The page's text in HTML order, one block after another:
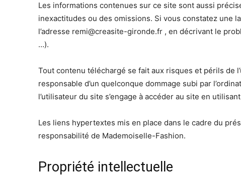
Les informations contenues sur ce site sont aussi
inexactitudes ou des omissions. Si vous constatez une
l’adresse remi@creasite-gironde.fr , en décrivant le
…).
Tout contenu téléchargé se fait aux risques et périls de
responsable d’un quelconque dommage subi par
l’utilisateur du site s’engage à accéder au site en
Les liens hypertextes mis en place dans le cadre du
responsabilité de Mademoiselle-Fashion.
Propriété intellectuelle